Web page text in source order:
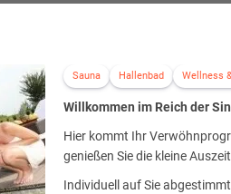
Sauna Hallenbad Wellness
Willkommen im Reich der
Hier kommt Ihr
genießen Sie die kleine
Individuell auf Sie